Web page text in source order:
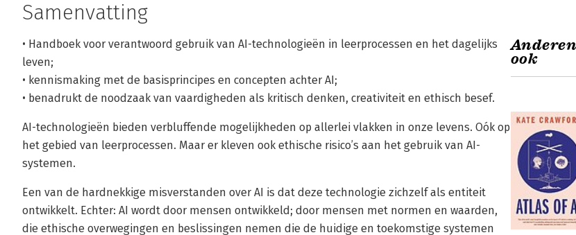
Samenvatting
• Handboek voor verantwoord gebruik van AI-technologieën in leerprocessen en het dagelijks
leven;
• kennismaking met de basisprincipes en concepten achter AI;
• benadrukt de noodzaak van vaardigheden als kritisch denken, creativiteit en ethisch besef.
AI-technologieën bieden verbluffende mogelijkheden op allerlei vlakken in onze levens. Oók op
het gebied van leerprocessen. Maar er kleven ook ethische risico’s aan het gebruik van AI-
systemen.
Een van de hardnekkige misverstanden over AI is dat deze technologie zichzelf als entiteit
ontwikkelt. Echter: AI wordt door mensen ontwikkeld; door mensen met normen en waarden,
die ethische overwegingen en beslissingen nemen die de huidige en toekomstige systemen
ook